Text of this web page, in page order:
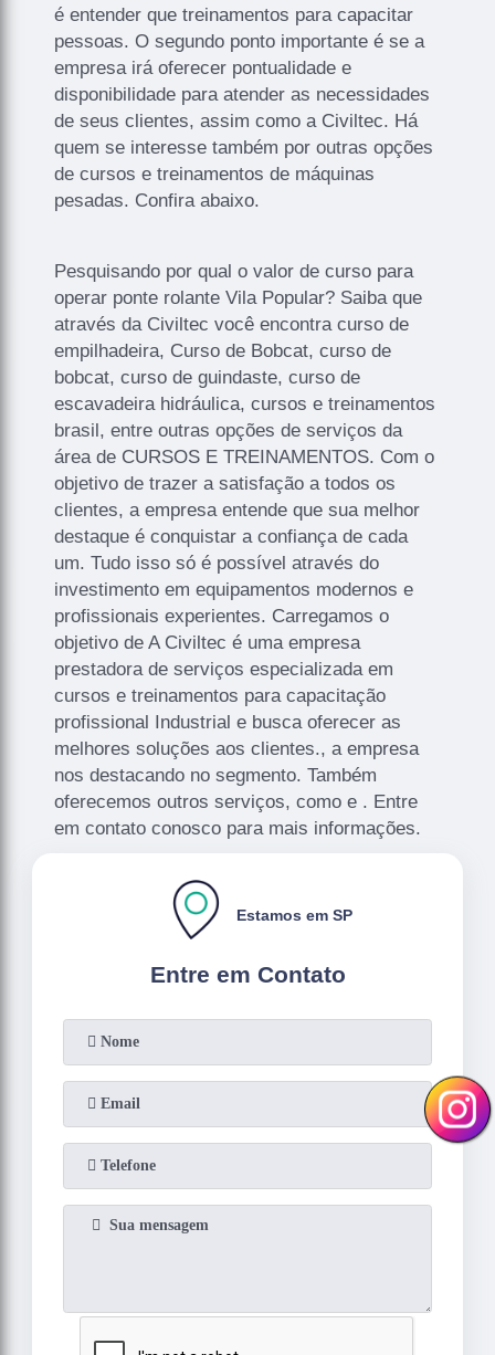
é entender que treinamentos para capacitar
pessoas. O segundo ponto importante é se a
empresa irá oferecer pontualidade e
disponibilidade para atender as necessidades
de seus clientes, assim como a Civiltec. Há
quem se interesse também por outras opções
de cursos e treinamentos de máquinas
pesadas. Confira abaixo.
Pesquisando por qual o valor de curso para
operar ponte rolante Vila Popular? Saiba que
através da Civiltec você encontra curso de
empilhadeira, Curso de Bobcat, curso de
bobcat, curso de guindaste, curso de
escavadeira hidráulica, cursos e treinamentos
brasil, entre outras opções de serviços da
área de CURSOS E TREINAMENTOS. Com o
objetivo de trazer a satisfação a todos os
clientes, a empresa entende que sua melhor
destaque é conquistar a confiança de cada
um. Tudo isso só é possível através do
investimento em equipamentos modernos e
profissionais experientes. Carregamos o
objetivo de A Civiltec é uma empresa
prestadora de serviços especializada em
cursos e treinamentos para capacitação
profissional Industrial e busca oferecer as
melhores soluções aos clientes., a empresa
nos destacando no segmento. Também
oferecemos outros serviços, como e . Entre
em contato conosco para mais informações.
Entre em Contato
Estamos em SP